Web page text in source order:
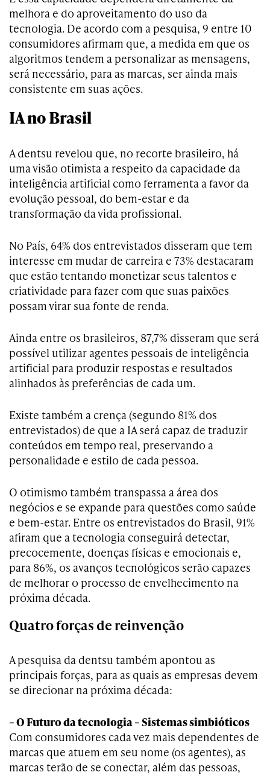
melhora e do aproveitamento do uso da
tecnologia. De acordo com a pesquisa, 9 entre 10
consumidores afirmam que, a medida em que os
algoritmos tendem a personalizar as mensagens,
será necessário, para as marcas, ser ainda mais
consistente em suas ações.
IA no Brasil
A dentsu revelou que, no recorte brasileiro, há
uma visão otimista a respeito da capacidade da
inteligência artificial como ferramenta a favor da
evolução pessoal, do bem-estar e da
transformação da vida profissional.
No País, 64% dos entrevistados disseram que tem
interesse em mudar de carreira e 73% destacaram
que estão tentando monetizar seus talentos e
criatividade para fazer com que suas paixões
possam virar sua fonte de renda.
Ainda entre os brasileiros, 87,7% disseram que será
possível utilizar agentes pessoais de inteligência
artificial para produzir respostas e resultados
alinhados às preferências de cada um.
Existe também a crença (segundo 81% dos
entrevistados) de que a IA será capaz de traduzir
conteúdos em tempo real, preservando a
personalidade e estilo de cada pessoa.
O otimismo também transpassa a área dos
negócios e se expande para questões como saúde
e bem-estar. Entre os entrevistados do Brasil, 91%
afiram que a tecnologia conseguirá detectar,
precocemente, doenças físicas e emocionais e,
para 86%, os avanços tecnológicos serão capazes
de melhorar o processo de envelhecimento na
próxima década.
Quatro forças de reinvenção
A pesquisa da dentsu também apontou as
principais forças, para as quais as empresas devem
se direcionar na próxima década:
– O Futuro da tecnologia – Sistemas simbióticos
Com consumidores cada vez mais dependentes de
marcas que atuem em seu nome (os agentes), as
marcas terão de se conectar, além das pessoas,